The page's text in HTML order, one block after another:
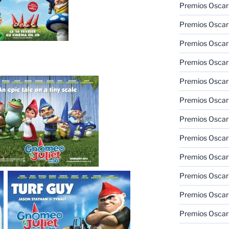
Premios
Premios
Premios
Premios
Premios
Premios
Premios
Premios
Premios
Premios
Premios
Premios